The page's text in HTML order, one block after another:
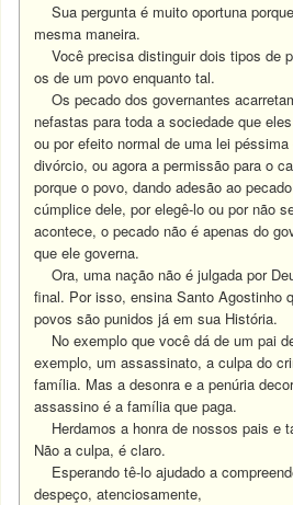
Sua pergunta é muito oportuna
mesma maneira.
Você precisa distinguir dois tipos de
os de um povo enquanto tal.
Os pecado dos governantes
nefastas para toda a sociedade que
ou por efeito normal de uma lei
divórcio, ou agora a permissão para o
porque o povo, dando adesão ao
cúmplice dele, por elegê-lo ou por não
acontece, o pecado não é apenas do
que ele governa.
Ora, uma nação não é julgada por
final. Por isso, ensina Santo Agostinho
povos são punidos já em sua História.
No exemplo que você dá de um pai
exemplo, um assassinato, a culpa do
família. Mas a desonra e a penúria
assassino é a família que paga.
Herdamos a honra de nossos pais e
Não a culpa, é claro.
Esperando tê-lo ajudado a
despeço, atenciosamente,